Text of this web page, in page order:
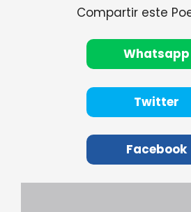
Compartir este
Whatsapp
Twitter
Facebook